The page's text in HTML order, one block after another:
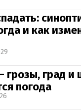
и как
град и
погода